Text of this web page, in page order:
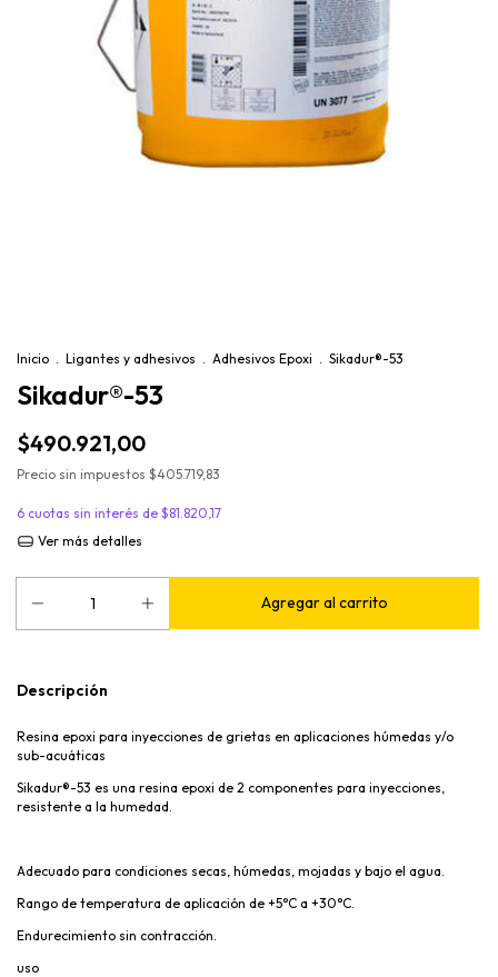
Inicio Ligantes y adhesivos Adhesivos Epoxi Sikadur®-53
Sikadur®-53
$490.921,00
Precio sin impuestos $405.719,83
6 cuotas sin interés de $81.820,17
Ver más detalles
Descripción
Resina epoxi para inyecciones de grietas en aplicaciones húmedas y/o
sub-acuáticas
Sikadur®-53 es una resina epoxi de 2 componentes para inyecciones,
resistente a la humedad.
Adecuado para condiciones secas, húmedas, mojadas y bajo el agua.
Rango de temperatura de aplicación de +5°C a +30°C.
Endurecimiento sin contracción.
uso